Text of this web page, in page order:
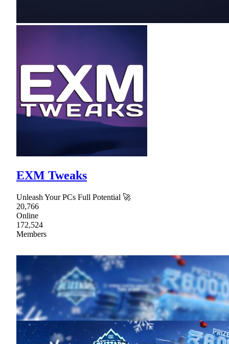
EXM Tweaks
Unleash Your PCs Full Potential 🚀
20,766
Online
172,524
Members